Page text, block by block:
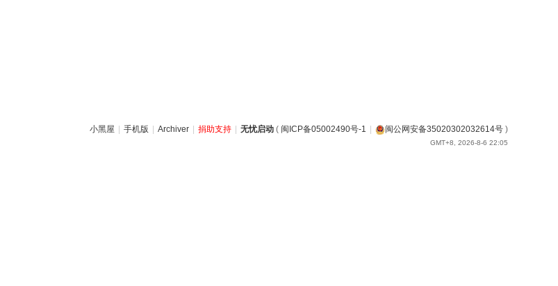
小黑屋 手机版 Archiver 捐助支持 无忧启动 ( 闽ICP备05002490号-1 闽公网安备35020302032614号 )
GMT+8, 2026-8-6 22:05